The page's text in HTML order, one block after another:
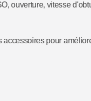
ouverture, vitesse
pour